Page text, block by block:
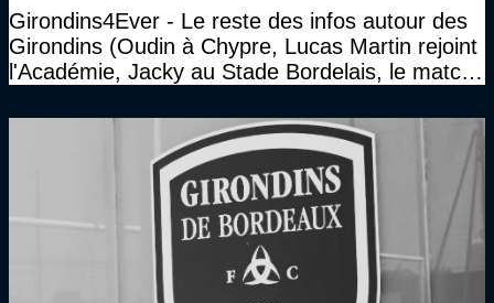
Girondins4Ever - Le reste des infos autour des
Girondins (Oudin à Chypre, Lucas Martin rejoint
l'Académie, Jacky au Stade Bordelais, le match